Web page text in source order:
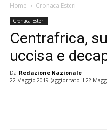
Home Cronaca Esteri
Cronaca Esteri
Centrafrica,
uccisa e
Da Redazione Nazionale
22 Maggio 2019 (aggiornato il 22